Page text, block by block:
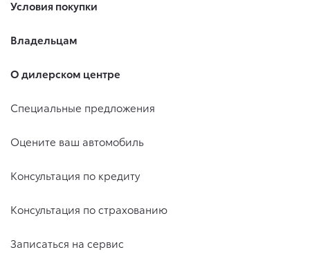
Условия покупки
Владельцам
О дилерском центре
Специальные предложения
Оцените ваш автомобиль
Консультация по кредиту
Консультация по страхованию
Записаться на сервис